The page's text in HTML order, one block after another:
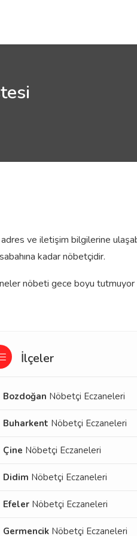
ve iletişim bilgilerine
kadar nöbetçidir.
nöbeti gece boyu
İlçeler
Bozdoğan Nöbetçi Eczaneleri
Buharkent Nöbetçi Eczaneleri
Çine Nöbetçi Eczaneleri
Didim Nöbetçi Eczaneleri
Efeler Nöbetçi Eczaneleri
Germencik Nöbetçi Eczaneleri